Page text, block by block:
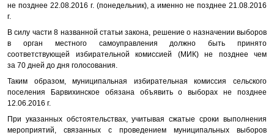
не позднее 22.08.2016 г. (понедельник), а именно не позднее 21.08.2016
г.
В силу части 8 названной статьи закона, решение о назначении выборов
в орган местного самоуправления должно быть принято
соответствующей избирательной комиссией (МИК) не позднее чем
за 70 дней до дня голосования.
Таким образом, муниципальная избирательная комиссия сельского
поселения Барвихинское обязана объявить о выборах не позднее
12.06.2016 г.
При указанных обстоятельствах, учитывая сжатые сроки выполнения
мероприятий, связанных с проведением муниципальных выборов